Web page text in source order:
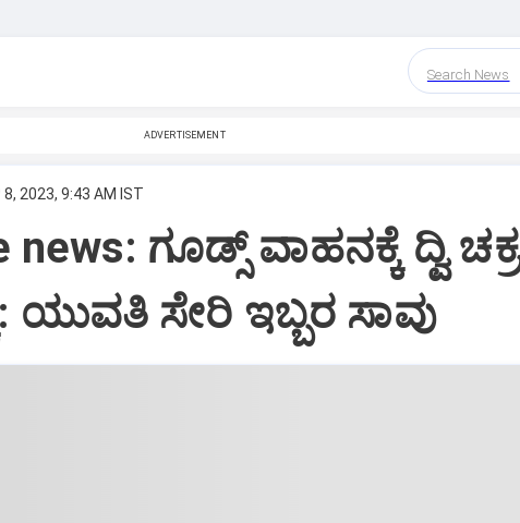
Search News
ADVERTISEMENT
8, 2023, 9:43 AM IST
news: ಗೂಡ್ಸ್‌ ವಾಹನಕ್ಕೆ ದ್ವಿ ಚಕ್ರ
ಯುವತಿ ಸೇರಿ ಇಬ್ಬರ ಸಾವು